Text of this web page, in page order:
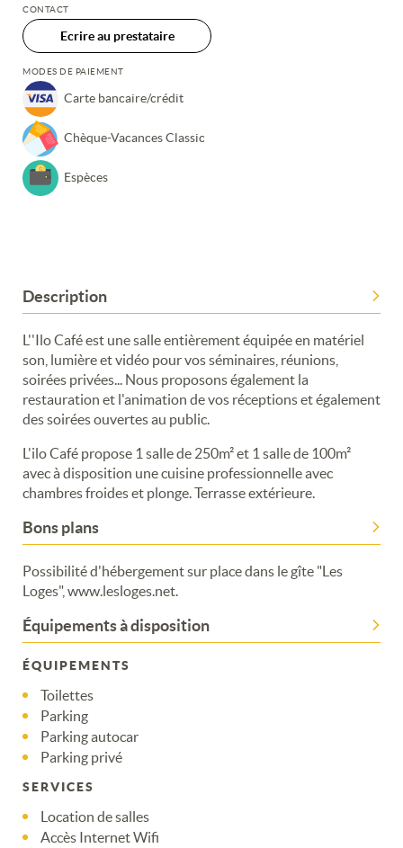
Description
L''Ilo Café est une salle entièrement équipée en matériel
son, lumière et vidéo pour vos séminaires, réunions,
soirées privées... Nous proposons également la
restauration et l'animation de vos réceptions et également
des soirées ouvertes au public.
L'ilo Café propose 1 salle de 250m² et 1 salle de 100m²
avec à disposition une cuisine professionnelle avec
chambres froides et plonge. Terrasse extérieure.
Bons plans
Possibilité d'hébergement sur place dans le gîte "Les
Loges", www.lesloges.net.
Équipements à disposition
ÉQUIPEMENTS
Toilettes
Parking
Parking autocar
Parking privé
SERVICES
Location de salles
Accès Internet Wifi
CONTACT
Ecrire au prestataire
MODES DE PAIEMENT
Carte bancaire/crédit
Chèque-Vacances Classic
Espèces